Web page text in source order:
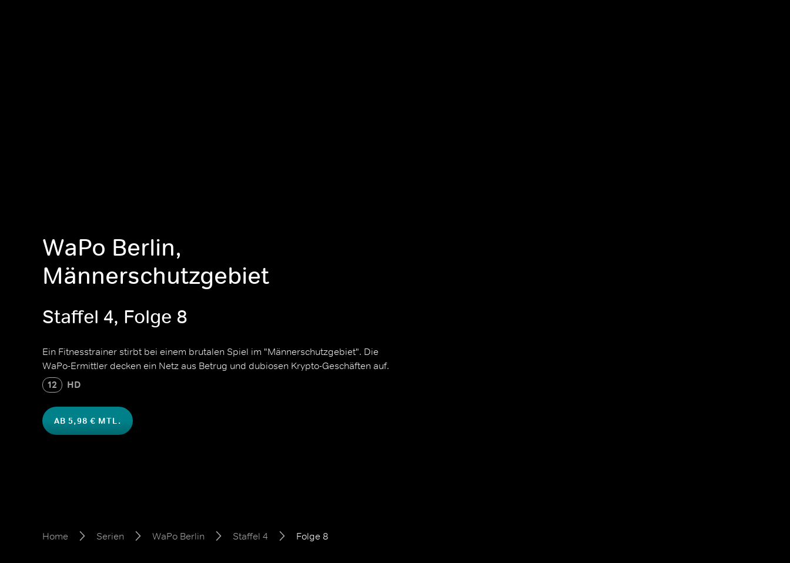
WaPo Berlin,
Männerschutzgebiet
Staffel 4, Folge 8
Ein Fitnesstrainer stirbt bei einem brutalen Spiel im "Männerschutzgebiet". Die
WaPo-Ermittler decken ein Netz aus Betrug und dubiosen Krypto-Geschäften auf.
12 HD
AB 5,98 € MTL.
Home Serien WaPo Berlin Staffel 4 Folge 8